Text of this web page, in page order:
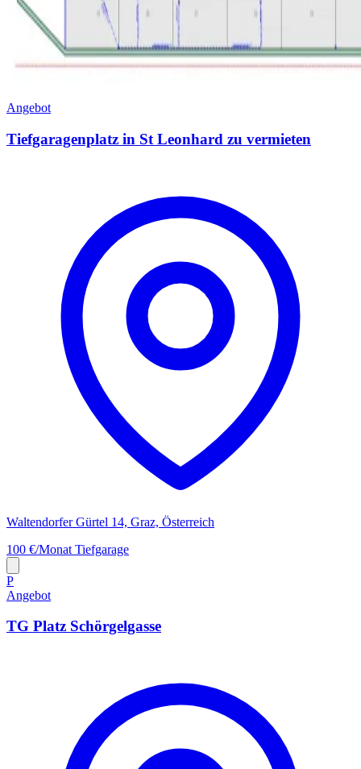
Angebot
Tiefgaragenplatz in St Leonhard zu vermieten
Waltendorfer Gürtel 14, Graz, Österreich
100 €/Monat Tiefgarage
P
Angebot
TG Platz Schörgelgasse